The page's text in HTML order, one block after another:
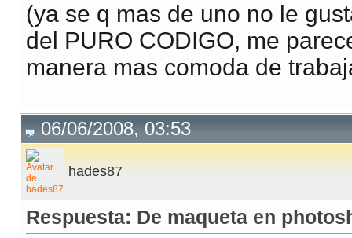
(ya se q mas de uno no le
del PURO CODIGO, me
manera mas comoda de
06/06/2008, 03:53
hades87
Respuesta: De maqueta en